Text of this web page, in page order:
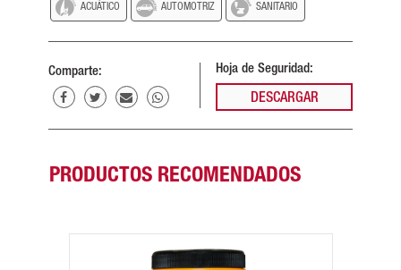
ACUÁTICO AUTOMOTRIZ SANITARIO
Comparte: Hoja de Seguridad:
DESCARGAR
PRODUCTOS RECOMENDADOS